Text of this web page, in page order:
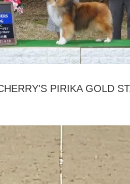
PIRIKA GOLD